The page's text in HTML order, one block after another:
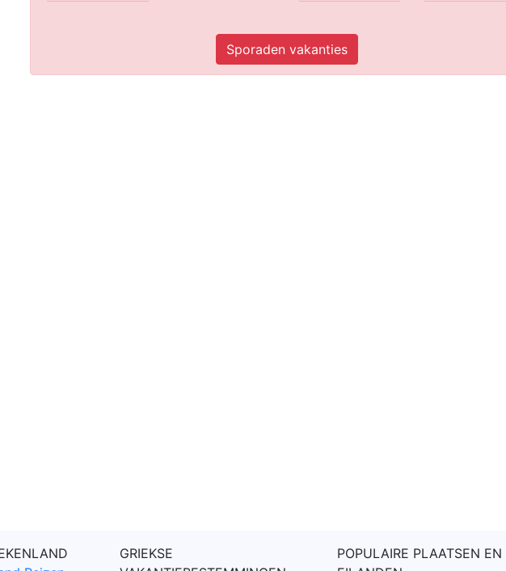
Sporaden vakanties
GRIEKSE
POPULAIRE PLAATSEN EN